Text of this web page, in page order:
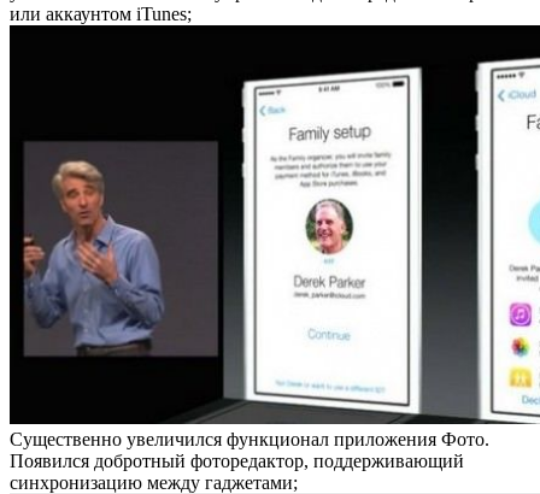
или аккаунтом iTunes;
Существенно увеличился функционал приложения Фото.
Появился добротный фоторедактор, поддерживающий
синхронизацию между гаджетами;